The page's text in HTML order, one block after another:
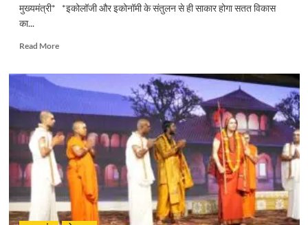
मुख्यमंत्री* *इकोलॉजी और इकोनॉमी के संतुलन से ही साकार होगा सतत विकास
का...
Read MoreRead
सिंगल-
प्लास्टिक
विरुद्ध
जनभागीदारी
से
चलाना
होगा
प्रभावी
अभियान